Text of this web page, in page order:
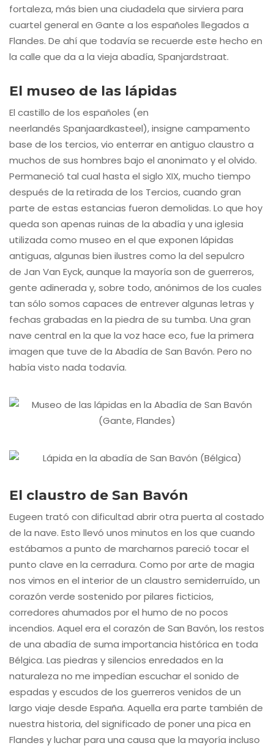
fortaleza, más bien una ciudadela que sirviera para
cuartel general en Gante a los españoles llegados a
Flandes. De ahí que todavía se recuerde este hecho en
la calle que da a la vieja abadía, Spanjardstraat.
El museo de las lápidas
El castillo de los españoles (en
neerlandés Spanjaardkasteel), insigne campamento
base de los tercios, vio enterrar en antiguo claustro a
muchos de sus hombres bajo el anonimato y el olvido.
Permaneció tal cual hasta el siglo XIX, mucho tiempo
después de la retirada de los Tercios, cuando gran
parte de estas estancias fueron demolidas. Lo que hoy
queda son apenas ruinas de la abadía y una iglesia
utilizada como museo en el que exponen lápidas
antiguas, algunas bien ilustres como la del sepulcro
de Jan Van Eyck, aunque la mayoría son de guerreros,
gente adinerada y, sobre todo, anónimos de los cuales
tan sólo somos capaces de entrever algunas letras y
fechas grabadas en la piedra de su tumba. Una gran
nave central en la que la voz hace eco, fue la primera
imagen que tuve de la Abadía de San Bavón. Pero no
había visto nada todavía.
El claustro de San Bavón
Eugeen trató con dificultad abrir otra puerta al costado
de la nave. Esto llevó unos minutos en los que cuando
estábamos a punto de marcharnos pareció tocar el
punto clave en la cerradura. Como por arte de magia
nos vimos en el interior de un claustro semiderruído, un
corazón verde sostenido por pilares ficticios,
corredores ahumados por el humo de no pocos
incendios. Aquel era el corazón de San Bavón, los restos
de una abadía de suma importancia histórica en toda
Bélgica. Las piedras y silencios enredados en la
naturaleza no me impedían escuchar el sonido de
espadas y escudos de los guerreros venidos de un
largo viaje desde España. Aquella era parte también de
nuestra historia, del significado de poner una pica en
Flandes y luchar para una causa que la mayoría incluso